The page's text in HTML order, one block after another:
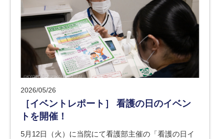
2026/05/26
［イベントレポート］ 看護の日のイベン
トを開催！
5月12日（火）に当院にて看護部主催の「看護の日イ